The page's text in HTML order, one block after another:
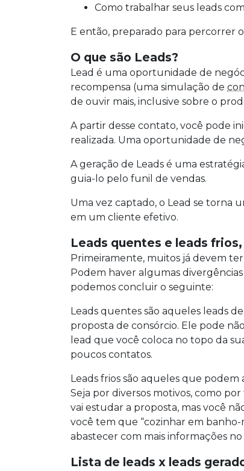
Como trabalhar seus leads
E então, preparado para percorrer
O que são Leads?
Lead é uma oportunidade de
recompensa (uma simulação de
de ouvir mais, inclusive sobre o
A partir desse contato, você pode
realizada. Uma oportunidade de
A geração de Leads é uma
guia-lo pelo funil de vendas.
Uma vez captado, o Lead se torna
em um cliente efetivo.
Leads quentes e leads
Primeiramente, muitos já devem ter
Podem haver algumas
podemos concluir o seguinte:
Leads quentes são aqueles leads
proposta de consórcio. Ele pode
lead que você coloca no topo da
poucos contatos.
Leads frios são aqueles que
Seja por diversos motivos, como
vai estudar a proposta, mas você
você tem que “cozinhar em banho-
abastecer com mais informações
Lista de leads x leads